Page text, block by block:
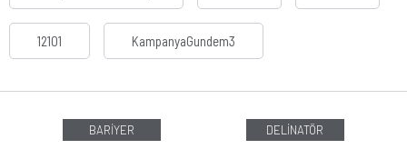
12101 KampanyaGundem3
BARİYER
DELİNATÖR